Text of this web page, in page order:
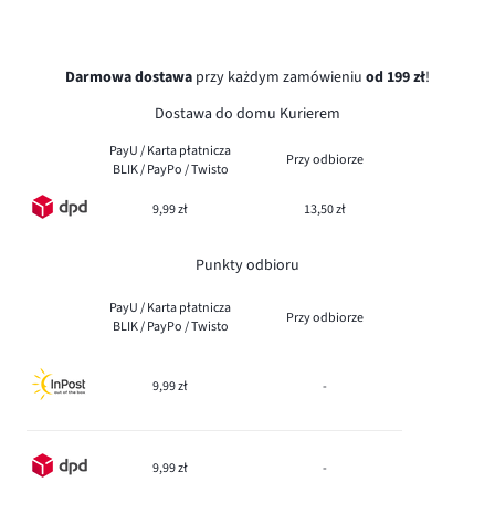
Darmowa dostawa przy każdym zamówieniu od 199 zł!
Dostawa do domu Kurierem
PayU / Karta płatnicza
BLIK / PayPo / Twisto
Przy odbiorze
9,99 zł 13,50 zł
Punkty odbioru
PayU / Karta płatnicza
BLIK / PayPo / Twisto
Przy odbiorze
9,99 zł -
9,99 zł -